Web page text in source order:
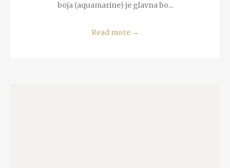
boja (aquamarine) je glavna bo...
Read more →